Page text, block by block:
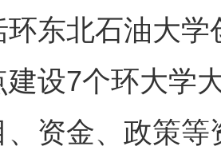
北石油大学
建设7个环大学
、资金、政策